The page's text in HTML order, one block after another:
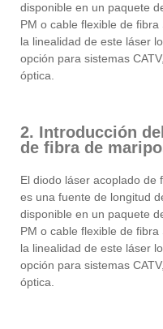
disponible en un paquete
PM o cable flexible de
la linealidad de este láser
opción para sistemas
óptica.
2. Introducción
de fibra de
El diodo láser acoplado de
es una fuente de longitud
disponible en un paquete
PM o cable flexible de
la linealidad de este láser
opción para sistemas
óptica.